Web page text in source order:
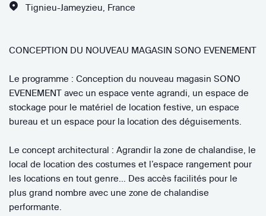
Tignieu-Jameyzieu France
CONCEPTION DU NOUVEAU MAGASIN SONO EVENEMENT
Le programme : Conception du nouveau magasin SONO
EVENEMENT avec un espace vente agrandi, un espace de
stockage pour le matériel de location festive, un espace
bureau et un espace pour la location des déguisements.
Le concept architectural : Agrandir la zone de chalandise, le
local de location des costumes et l’espace rangement pour
les locations en tout genre… Des accès facilités pour le
plus grand nombre avec une zone de chalandise
performante.